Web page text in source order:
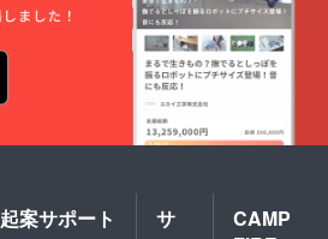
起案サポート
サ
CAMP